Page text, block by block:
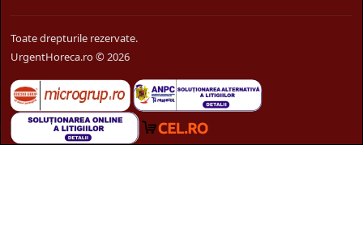
Toate drepturile rezervate.
UrgentHoreca.ro © 2026